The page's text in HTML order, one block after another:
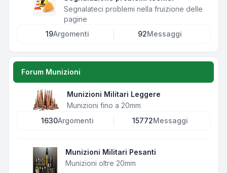
Segnalateci problemi nella fruizione delle
pagine
19Argomenti 92Messaggi
Forum Munizioni
Munizioni Militari Leggere
Munizioni fino a 20mm
1630Argomenti 15772Messaggi
Munizioni Militari Pesanti
Munizioni oltre 20mm